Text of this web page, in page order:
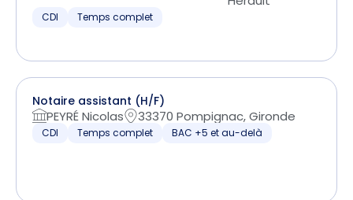
CDI Temps complet
Notaire assistant (H/F)
PEYRÉ Nicolas 33370 Pompignac, Gironde
CDI Temps complet BAC +5 et au-delà